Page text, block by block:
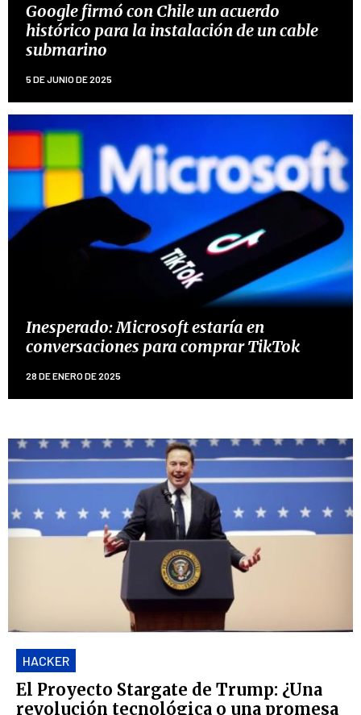
Google firmó con Chile un acuerdo
histórico para la instalación de un cable
submarino
5 DE JUNIO DE 2025
Inesperado: Microsoft estaría en
conversaciones para comprar TikTok
28 DE ENERO DE 2025
HACKER
El Proyecto Stargate de Trump: ¿Una
revolución tecnológica o una promesa